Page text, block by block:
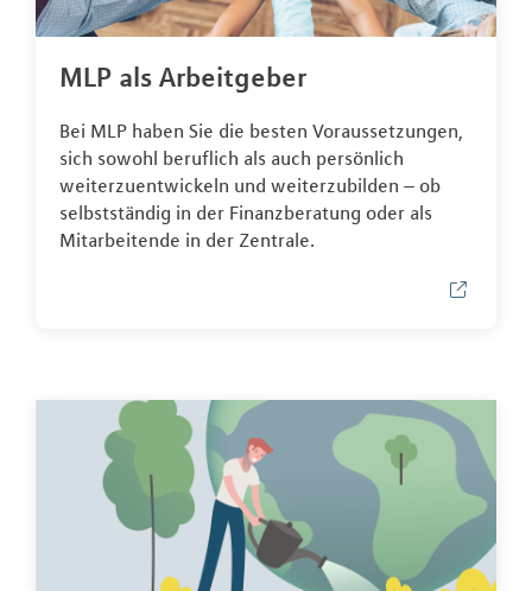
MLP als Arbeitgeber
Bei MLP haben Sie die besten Voraussetzungen,
sich sowohl beruflich als auch persönlich
weiterzuentwickeln und weiterzubilden – ob
selbstständig in der Finanzberatung oder als
Mitarbeitende in der Zentrale.